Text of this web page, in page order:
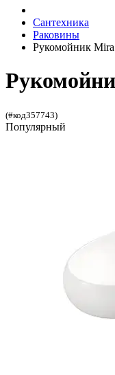
Сантехника
Раковины
Рукомойник
(#код357743)
Популярный